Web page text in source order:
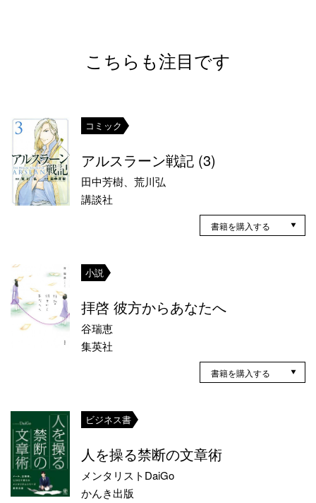
こちらも注目です
コミック
アルスラーン戦記 (3)
田中芳樹、荒川弘
講談社
書籍を購入する
小説
拝啓 彼方からあなたへ
谷瑞恵
集英社
書籍を購入する
ビジネス書
人を操る禁断の文章術
メンタリストDaiGo
かんき出版